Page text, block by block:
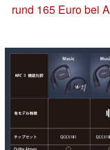
rund 165 Euro bei